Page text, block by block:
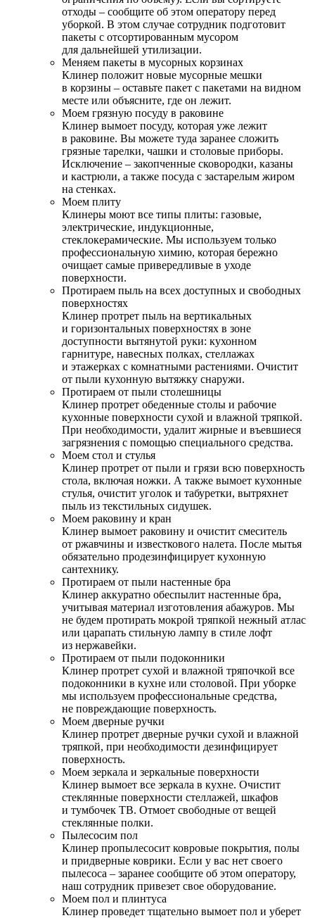
отходы – сообщите об этом оператору перед
уборкой. В этом случае сотрудник подготовит
пакеты с отсортированным мусором
для дальнейшей утилизации.
Меняем пакеты в мусорных корзинах
Клинер положит новые мусорные мешки
в корзины – оставьте пакет с пакетами на видном
месте или объясните, где он лежит.
Моем грязную посуду в раковине
Клинер вымоет посуду, которая уже лежит
в раковине. Вы можете туда заранее сложить
грязные тарелки, чашки и столовые приборы.
Исключение – закопченные сковородки, казаны
и кастрюли, а также посуда с застарелым жиром
на стенках.
Моем плиту
Клинеры моют все типы плиты: газовые,
электрические, индукционные,
стеклокерамические. Мы используем только
профессиональную химию, которая бережно
очищает самые привередливые в уходе
поверхности.
Протираем пыль на всех доступных и свободных
поверхностях
Клинер протрет пыль на вертикальных
и горизонтальных поверхностях в зоне
доступности вытянутой руки: кухонном
гарнитуре, навесных полках, стеллажах
и этажерках с комнатными растениями. Очистит
от пыли кухонную вытяжку снаружи.
Протираем от пыли столешницы
Клинер протрет обеденные столы и рабочие
кухонные поверхности сухой и влажной тряпкой.
При необходимости, удалит жирные и въевшиеся
загрязнения с помощью специального средства.
Моем стол и стулья
Клинер протрет от пыли и грязи всю поверхность
стола, включая ножки. А также вымоет кухонные
стулья, очистит уголок и табуретки, вытряхнет
пыль из текстильных сидушек.
Моем раковину и кран
Клинер вымоет раковину и очистит смеситель
от ржавчины и известкового налета. После мытья
обязательно продезинфицирует кухонную
сантехнику.
Протираем от пыли настенные бра
Клинер аккуратно обеспылит настенные бра,
учитывая материал изготовления абажуров. Мы
не будем протирать мокрой тряпкой нежный атлас
или царапать стильную лампу в стиле лофт
из нержавейки.
Протираем от пыли подоконники
Клинер протрет сухой и влажной тряпочкой все
подоконники в кухне или столовой. При уборке
мы используем профессиональные средства,
не повреждающие поверхность.
Моем дверные ручки
Клинер протрет дверные ручки сухой и влажной
тряпкой, при необходимости дезинфицирует
поверхность.
Моем зеркала и зеркальные поверхности
Клинер вымоет все зеркала в кухне. Очистит
стеклянные поверхности стеллажей, шкафов
и тумбочек ТВ. Отмоет свободные от вещей
стеклянные полки.
Пылесосим пол
Клинер пропылесосит ковровые покрытия, полы
и придверные коврики. Если у вас нет своего
пылесоса – заранее сообщите об этом оператору,
наш сотрудник привезет свое оборудование.
Моем пол и плинтуса
Клинер проведет тщательно вымоет пол и уберет